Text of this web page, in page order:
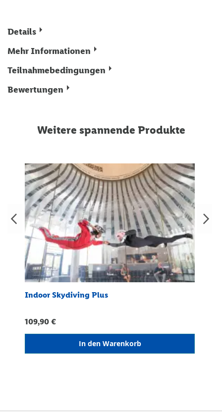
Details
Mehr Informationen
Teilnahmebedingungen
Bewertungen
Weitere spannende Produkte
Indoor Skydiving Plus
109,90 €
In den Warenkorb